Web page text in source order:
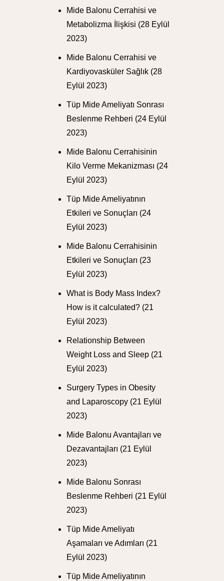
Mide Balonu Cerrahisi ve
Metabolizma İlişkisi (28 Eylül
2023)
Mide Balonu Cerrahisi ve
Kardiyovasküler Sağlık (28
Eylül 2023)
Tüp Mide Ameliyatı Sonrası
Beslenme Rehberi (24 Eylül
2023)
Mide Balonu Cerrahisinin
Kilo Verme Mekanizması (24
Eylül 2023)
Tüp Mide Ameliyatının
Etkileri ve Sonuçları (24
Eylül 2023)
Mide Balonu Cerrahisinin
Etkileri ve Sonuçları (23
Eylül 2023)
What is Body Mass Index?
How is it calculated? (21
Eylül 2023)
Relationship Between
Weight Loss and Sleep (21
Eylül 2023)
Surgery Types in Obesity
and Laparoscopy (21 Eylül
2023)
Mide Balonu Avantajları ve
Dezavantajları (21 Eylül
2023)
Mide Balonu Sonrası
Beslenme Rehberi (21 Eylül
2023)
Tüp Mide Ameliyatı
Aşamaları ve Adımları (21
Eylül 2023)
Tüp Mide Ameliyatının